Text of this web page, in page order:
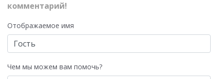
комментарий!
Отображаемое имя
Чем мы можем вам помочь?